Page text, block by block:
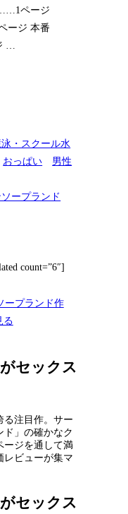
ページ
ージ 本番
…
・スクール水
おっぱい
男性
ープランド
count=”6″]
ープランド作
る
セックス
る注目作。サー
ド」の確かなク
ージを通して満
レビューが集マ
セックス